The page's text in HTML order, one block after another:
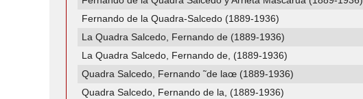
Fernando de la Quadra-Salcedo (1889-1936)
La Quadra Salcedo, Fernando de (1889-1936)
La Quadra Salcedo, Fernando de, (1889-1936)
Quadra Salcedo, Fernando ˜de laœ (1889-1936)
Quadra Salcedo, Fernando de la, (1889-1936)